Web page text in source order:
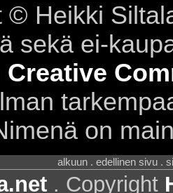
© Heikki
sekä ei-
Creative
on
alkuun . edellinen sivu .
. Copyright